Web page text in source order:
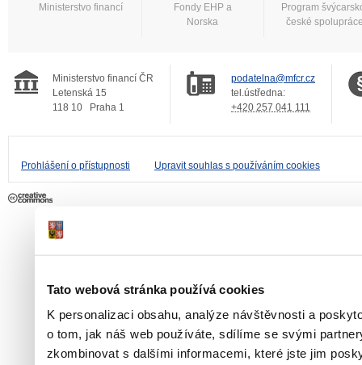
Tato webová stránka používá cookies
K personalizaci obsahu, analýze návštěvnosti a
o tom, jak náš web používáte, sdílíme se svými
zkombinovat s dalšími informacemi, které jste jim
Ministerstvo financí
Fondy EHP a
Norska
Program
české
Ministerstvo financí ČR
Letenská 15
118 10
Praha 1
podatelna@mfcr.cz
tel.ústředna:
+420 257 041 111
Prohlášení o přístupnosti Upravit souhlas s používáním cookies